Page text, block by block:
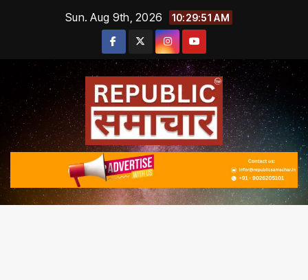
Sun. Aug 9th, 2026 10:29:52 AM